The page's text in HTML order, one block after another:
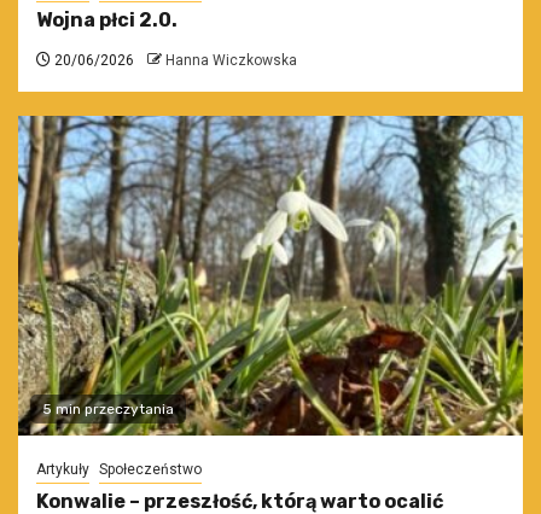
Wojna płci 2.0.
20/06/2026 Hanna Wiczkowska
5 min przeczytania
Artykuły Społeczeństwo
Konwalie – przeszłość, którą warto ocalić